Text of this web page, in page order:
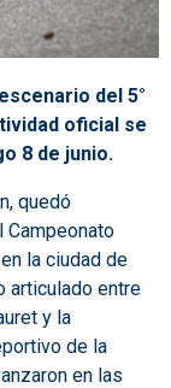
del 5°
oficial se
8 de junio.
quedó
Campeonato
la ciudad de
articulado entre
y la
de la
en las